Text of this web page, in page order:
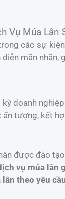
Vụ Múa Lân
các sự
mãn nhãn,
doanh
tượng, kết
được đào
vụ múa lân
lân theo yêu cầu